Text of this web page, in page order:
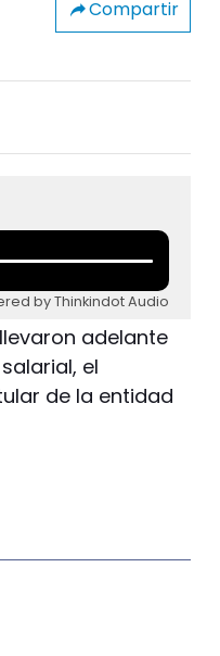
Compartir
by Thinkindot Audio
adelante
el
de la entidad